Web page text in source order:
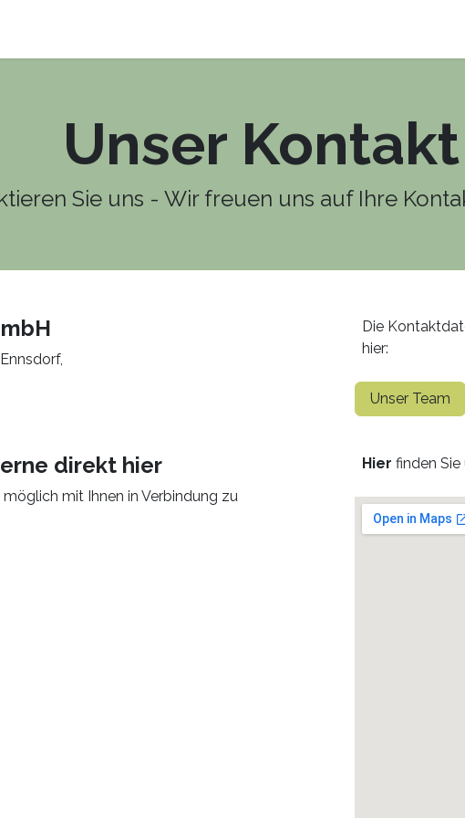
Unser Kontakt
Sie uns - Wir freuen uns auf Ihre
direkt hier
mit Ihnen in Verbindung zu
Die
hier:
Unser Team
Hier finden Sie